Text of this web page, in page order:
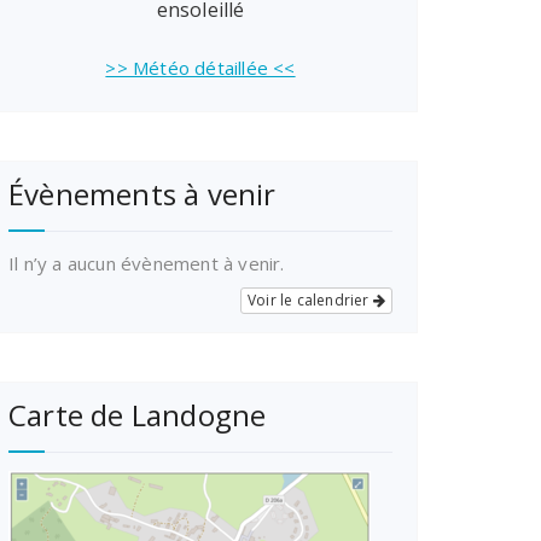
ensoleillé
>> Météo détaillée <<
Évènements à venir
Il n’y a aucun évènement à venir.
Voir le calendrier
Carte de Landogne